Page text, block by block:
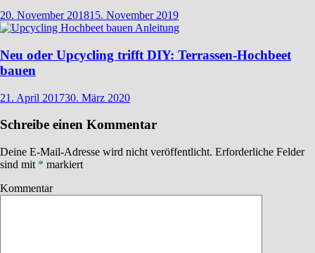
20. November 201815. November 2019
Neu oder Upcycling trifft DIY: Terrassen-Hochbeet
bauen
21. April 201730. März 2020
Schreibe einen Kommentar
Deine E-Mail-Adresse wird nicht veröffentlicht. Erforderliche Felder
sind mit * markiert
Kommentar